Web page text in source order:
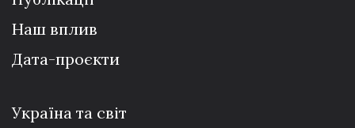
Наш вплив
Дата-проєкти
Україна та світ